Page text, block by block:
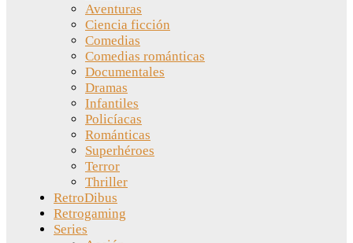
Aventuras
Ciencia ficción
Comedias
Comedias románticas
Documentales
Dramas
Infantiles
Policíacas
Románticas
Superhéroes
Terror
Thriller
RetroDibus
Retrogaming
Series